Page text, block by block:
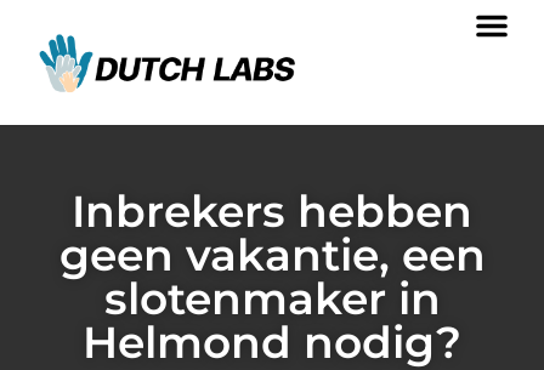
Inbrekers hebben
geen vakantie, een
slotenmaker in
Helmond nodig?